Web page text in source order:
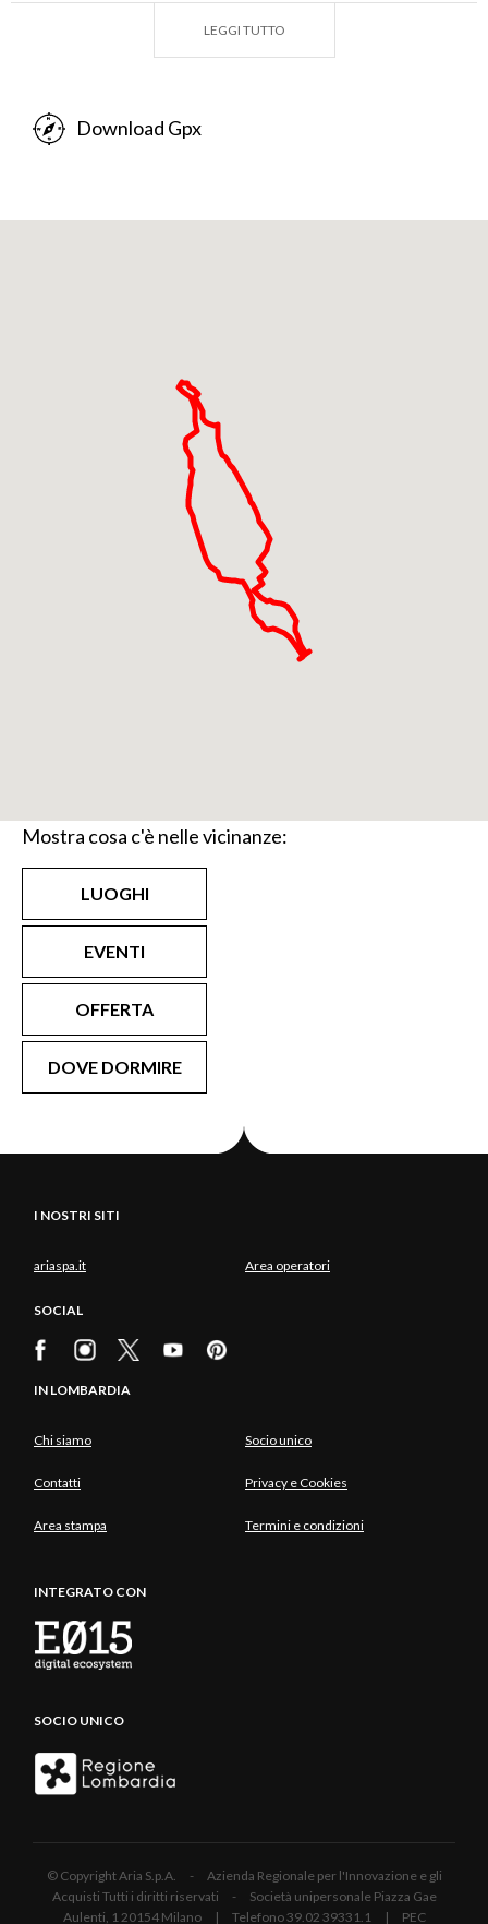
LEGGI TUTTO
Download Gpx
Mostra cosa c'è nelle vicinanze:
LUOGHI
EVENTI
OFFERTA
DOVE DORMIRE
I NOSTRI SITI
ariaspa.it Area operatori
SOCIAL
IN LOMBARDIA
Chi siamo Socio unico
Contatti Privacy e Cookies
Area stampa Termini e condizioni
INTEGRATO CON
SOCIO UNICO
© Copyright Aria S.p.A. - Azienda Regionale per l'Innovazione e gli
Acquisti Tutti i diritti riservati - Società unipersonale Piazza Gae
Aulenti, 1 20154 Milano | Telefono 39.02 39331.1 | PEC